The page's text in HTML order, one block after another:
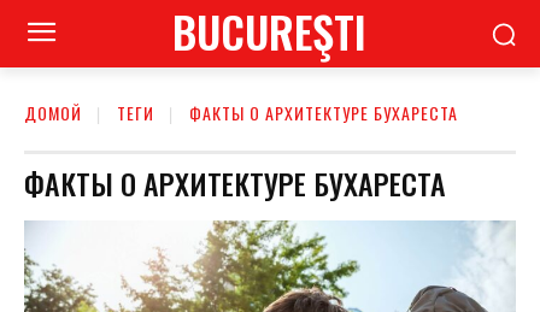
BUCUREŞTI
ДОМОЙ ТЕГИ ФАКТЫ О АРХИТЕКТУРЕ БУХАРЕСТА
ФАКТЫ О АРХИТЕКТУРЕ БУХАРЕСТА